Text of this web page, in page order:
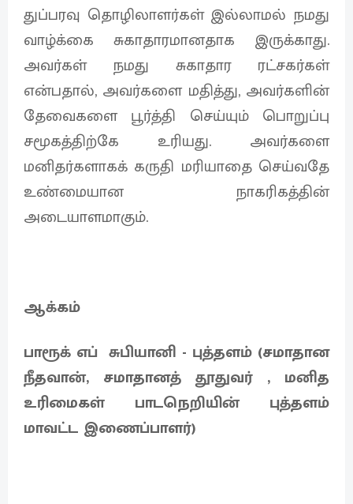
துப்பரவு தொழிலாளர்கள் இல்லாமல் நமது
வாழ்க்கை சுகாதாரமானதாக இருக்காது.
அவர்கள் நமது சுகாதார ரட்சகர்கள்
என்பதால், அவர்களை மதித்து, அவர்களின்
தேவைகளை பூர்த்தி செய்யும் பொறுப்பு
சமூகத்திற்கே உரியது. அவர்களை
மனிதர்களாகக் கருதி மரியாதை செய்வதே
உண்மையான நாகரிகத்தின்
அடையாளமாகும்.
ஆக்கம்
பாரூக் எப் சுபியானி - புத்தளம் (சமாதான
நீதவான், சமாதானத் தூதுவர் , மனித
உரிமைகள் பாடநெறியின் புத்தளம்
மாவட்ட இணைப்பாளர்)